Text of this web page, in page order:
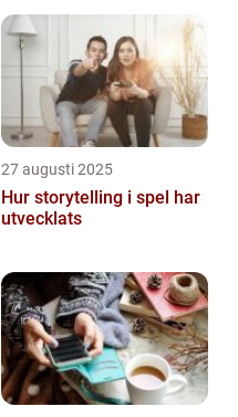
27 augusti 2025
Hur storytelling i spel har
utvecklats